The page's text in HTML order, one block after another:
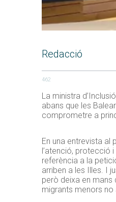
Redacció
462
La ministra
abans que les
comprometre a
En una entrevista al
l’atenció, protecció
referència a la
arriben a les Illes. I
però deixa en mans
migrants menors